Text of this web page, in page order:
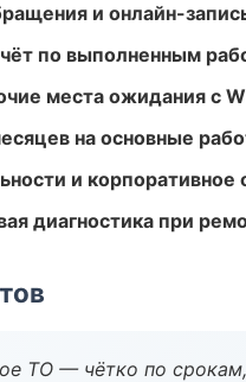
и онлайн-
по выполненным
места ожидания с
на основные
и корпоративное
диагностика при
ТО — чётко по